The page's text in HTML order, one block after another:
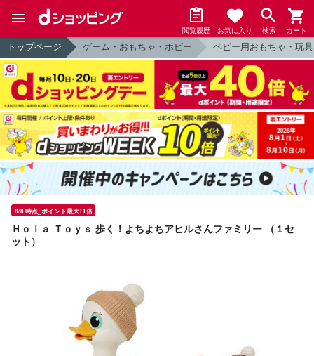
閲覧履歴 お気に入り 検索 カート
トップページ ゲーム・おもちゃ・ホビー ベビー用おもちゃ・玩
8/8 時点_ポイント最大11倍
Ｈｏｌａ Ｔｏｙｓ 歩く！よちよちアヒルさんファミリー （１セ
ット）